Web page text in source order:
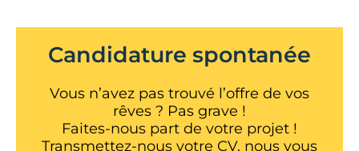
Candidature spontanée
Vous n’avez pas trouvé l’offre de vos
rêves ? Pas grave !
Faites-nous part de votre projet !
Transmettez-nous votre CV, nous vous